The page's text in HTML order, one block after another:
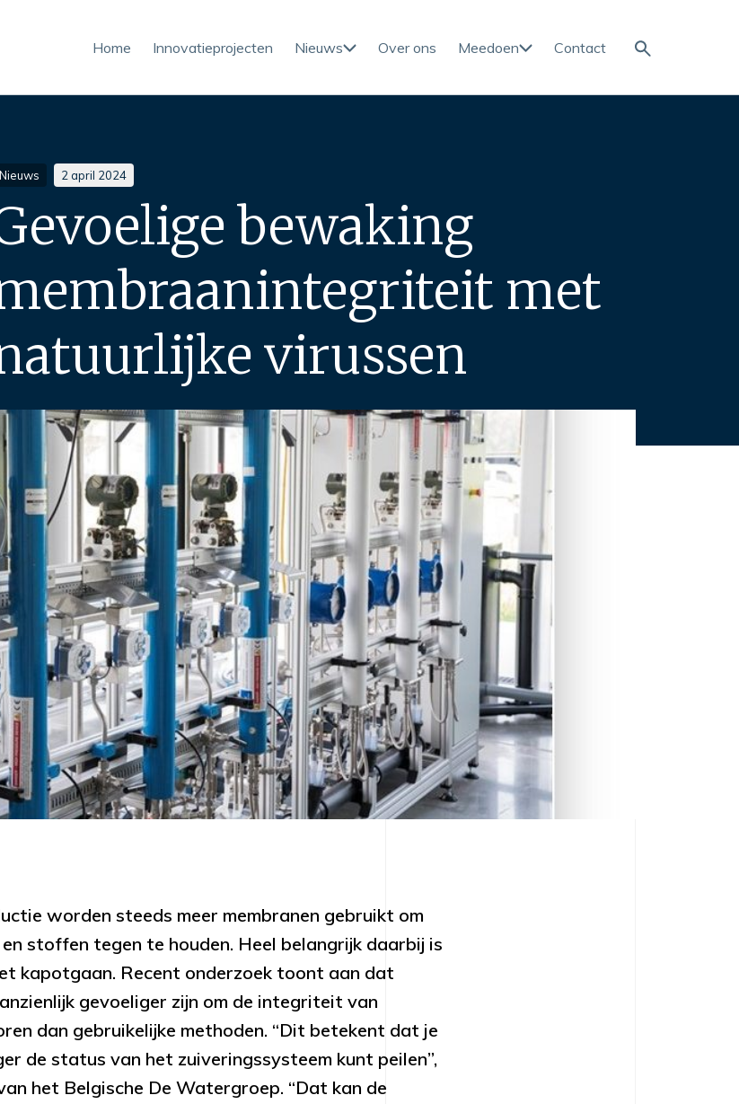
Home Innovatieprojecten Nieuws Over ons Meedoen Contact
virussen
Nieuws 2 april 2024
bewaking
met
virussen
worden steeds meer membranen gebruikt om
stoffen tegen te houden. Heel belangrijk daarbij is
kapotgaan. Recent onderzoek toont aan dat
gevoeliger zijn om de integriteit van
dan gebruikelijke methoden. “Dit betekent dat je
de status van het zuiveringssysteem kunt peilen”,
het Belgische De Watergroep. “Dat kan de